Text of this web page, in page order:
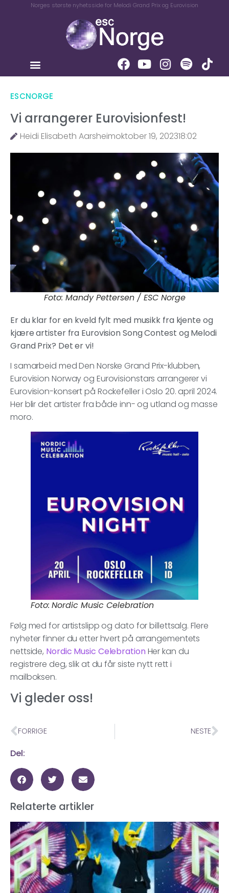
Norges største nyhetsside for Melodi Grand Prix og Eurovision
ESCNORGE
Vi arrangerer Eurovisionfest!
Heidi Elisabeth Aarsheimoktober 19, 202318:02
Foto: Mandy Pettersen / ESC Norge
Er du klar for en kveld fylt med musikk fra kjente og
kjære artister fra Eurovision Song Contest og Melodi
Grand Prix? Det er vi!
I samarbeid med Den Norske Grand Prix-klubben,
Eurovision Norway og Eurovisionstars arrangerer vi
Eurovision-konsert på Rockefeller i Oslo 20. april 2024.
Her blir det artister fra både inn- og utland og masse
moro.
Foto: Nordic Music Celebration
Følg med for artistslipp og dato for billettsalg. Flere
nyheter finner du etter hvert på arrangementets
nettside, Nordic Music CelebrationHer kan du
registrere deg, slik at du får siste nytt rett i
mailboksen.
Vi gleder oss!
FORRIGE NESTE
Del:
Relaterte artikler